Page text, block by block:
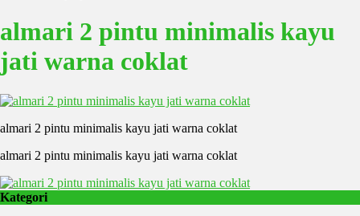
almari 2 pintu minimalis kayu
jati warna coklat
almari 2 pintu minimalis kayu jati warna coklat
almari 2 pintu minimalis kayu jati warna coklat
Kategori